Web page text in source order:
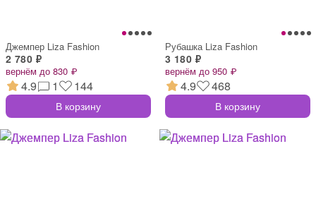
Джемпер Liza Fashion
2 780 ₽
вернём до 830 ₽
4.9 1 144
В корзину
Рубашка Liza Fashion
3 180 ₽
вернём до 950 ₽
4.9 468
В корзину